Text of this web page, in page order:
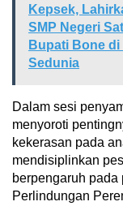
Kepsek,
SMP Negeri
Bupati Bone
Sedunia
Dalam sesi
menyoroti
kekerasan pada
mendisiplinkan
berpengaruh pada
Perlindungan